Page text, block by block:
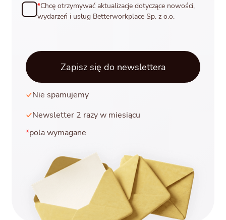
*Chcę otrzymywać aktualizacje dotyczące nowości,
wydarzeń i usług Betterworkplace Sp. z o.o.
Nie spamujemy
Newsletter 2 razy w miesiącu
*pola wymagane